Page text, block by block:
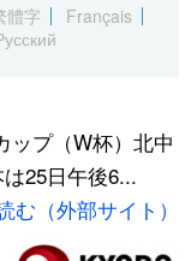
Русский
體字
Français
ップ（W杯）北中
25日午後6...
む（外部サイト）